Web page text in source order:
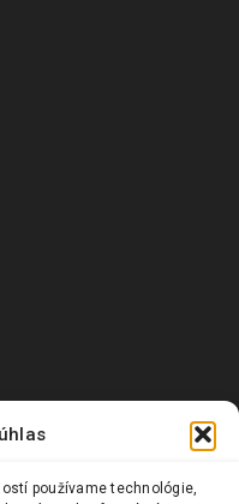
používame technológie,